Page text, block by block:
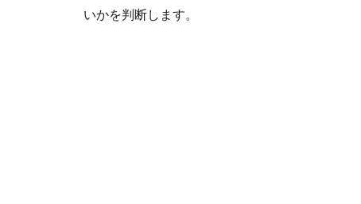
いかを判断します。